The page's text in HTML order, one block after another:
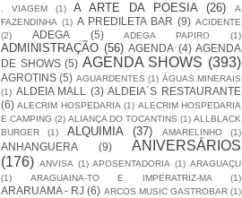
. VIAGEM (1) A ARTE DA POESIA (26)
A
FAZENDINHA (1) A PREDILETA BAR (9) ACIDENTE
(2)
ADEGA (5) ADEGA PAPIRO (1)
ADMINISTRAÇÃO (56) AGENDA (4) AGENDA
DE SHOWS (5) AGENDA SHOWS (393)
AGROTINS (5) AGUARDENTES (1) ÁGUAS MINERAIS
(1) ALDEIA MALL (3) ALDEIA´S RESTAURANTE
(6) ALECRIM HOSPEDARIA (1) ALECRIM HOSPEDARIA
E CAMPING (2) ALIANÇA DO TOCANTINS (1) ALLBLACK
BURGER
(1) ALQUIMIA (37) AMARELINHO (1)
ANHANGUERA (9)
ANIVERSÁRIOS
(176) ANVISA (1) APOSENTADORIA (1) ARAGUAÇU
(1)
ARAGUAINA-TO E IMPERATRIZ-MA (1)
ARARUAMA - RJ (6) ARCOS MUSIC GASTROBAR (1)